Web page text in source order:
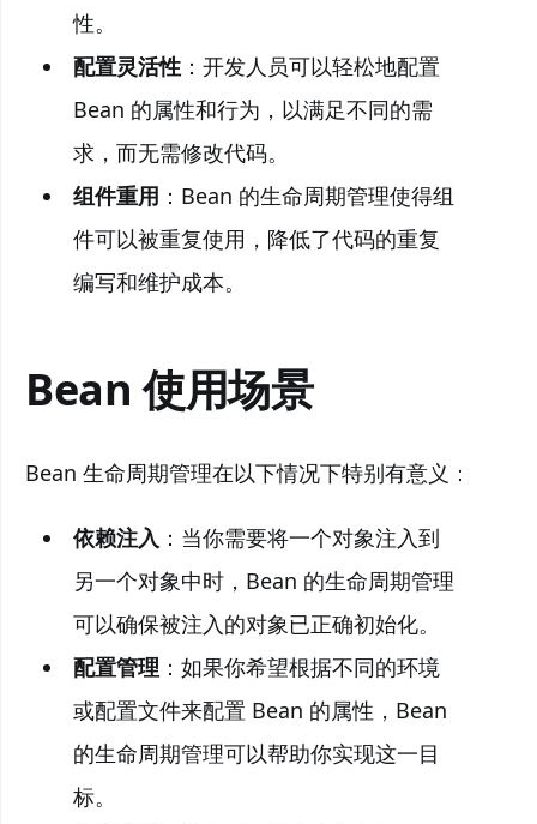
性。
配置灵活性：开发人员可以轻松地配置
Bean 的属性和行为，以满足不同的需
求，而无需修改代码。
组件重用 ：Bean 的生命周期管理使得组
件可以被重复使用，降低了代码的重复
编写和维护成本。
Bean 使用场景
Bean 生命周期管理在以下情况下特别有意义：
依赖注入 ：当你需要将一个对象注入到
另一个对象中时，Bean 的生命周期管理
可以确保被注入的对象已正确初始化。
配置管理 ：如果你希望根据不同的环境
或配置文件来配置 Bean 的属性，Bean
的生命周期管理可以帮助你实现这一目
标。